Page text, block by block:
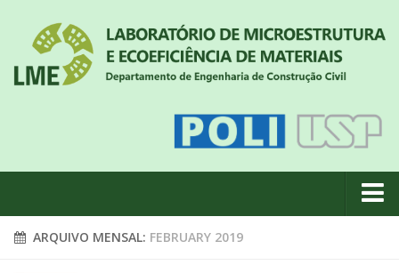
Quem somos
ARQUIVO MENSAL: FEBRUARY 2019